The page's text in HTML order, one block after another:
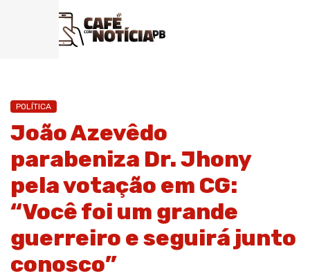
POLÍTICA
João Azevêdo
parabeniza Dr. Jhony
pela votação em CG:
“Você foi um grande
guerreiro e seguirá junto
conosco”